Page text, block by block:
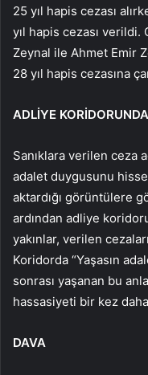
25 yıl hapis cezası
yıl hapis cezası verildi.
Zeynal ile Ahmet Emir
28 yıl hapis cezasına
ADLİYE
Sanıklara verilen ceza
adalet duygusunu
aktardığı görüntülere
ardından adliye
yakınlar, verilen
Koridorda “Yaşasın
sonrası yaşanan bu
hassasiyeti bir kez
DAVA